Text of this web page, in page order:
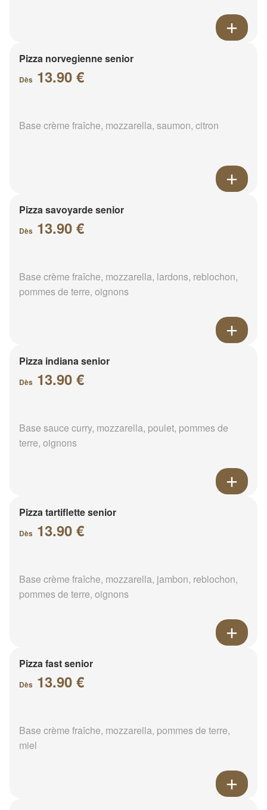
Pizza norvegienne senior
Dès 13.90 €
Base crème fraîche, mozzarella, saumon, citron
Pizza savoyarde senior
Dès 13.90 €
Base crème fraîche, mozzarella, lardons, reblochon,
pommes de terre, oignons
Pizza indiana senior
Dès 13.90 €
Base sauce curry, mozzarella, poulet, pommes de
terre, oignons
Pizza tartiflette senior
Dès 13.90 €
Base crème fraîche, mozzarella, jambon, reblochon,
pommes de terre, oignons
Pizza fast senior
Dès 13.90 €
Base crème fraîche, mozzarella, pommes de terre,
miel